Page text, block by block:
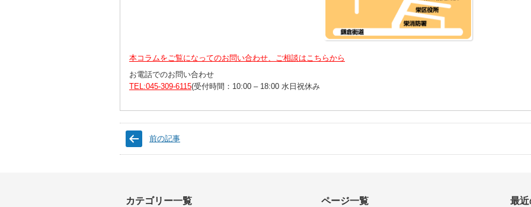
本コラムをご覧になってのお問い合わせ、ご相談はこちらから
お電話でのお問い合わせ
TEL:045-309-6115(受付時間：10:00 – 18:00 水日祝休み
前の記事
カテゴリー一覧 ページ一覧 最